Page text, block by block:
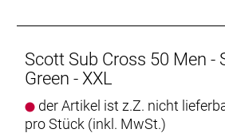
Scott Sub Cross 50 Men -
Green - XXL
der Artikel ist z.Z. nicht
pro Stück (inkl. MwSt.)